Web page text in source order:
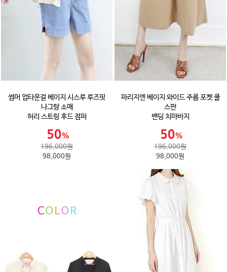
썸머 업타운걸 베이지 시스루 루즈핏
나그랑 소매
허리 스트링 후드 점퍼
196,000원
98,000원
파리지엔 베이지 와이드 주름 포켓 쿨
스판
밴딩 치마바지
196,000원
98,000원